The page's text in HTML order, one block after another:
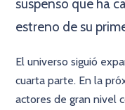
suspenso que ha
estreno de su
El universo siguió
cuarta parte. En la
actores de gran nivel